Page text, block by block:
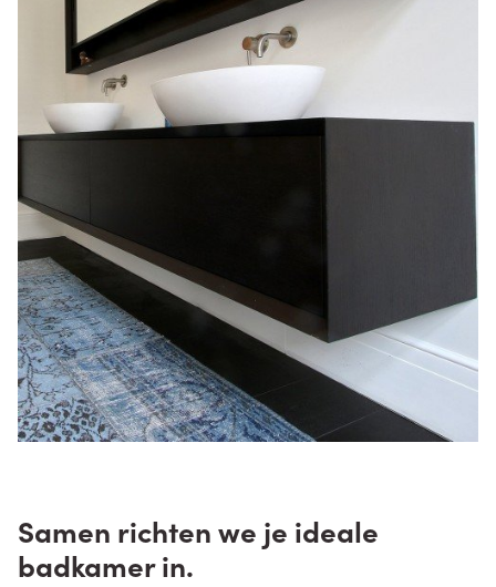
Samen richten we je ideale
badkamer in.